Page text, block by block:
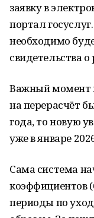
заявку в
портал
необходимо
свидетельства
Важный момент
на перерасчёт
года, то новую
уже в январе
Сама система
коэффициентов
периоды по